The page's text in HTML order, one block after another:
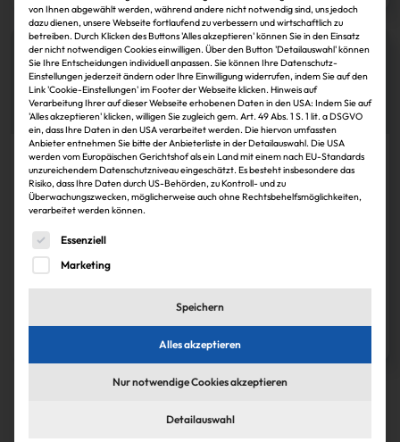
Köpfe
Jan Schöniger ist zweiter Vorsitzender von
Immoebs
Das Almuni-Netzwerk Immoebs wird weitere zwei Jahre von Jörg
Lammersen als erstem Vorsitzenden geführt. Der zweite Vorsitzende
Hermann Maier hat sich zusammen mit Jochen Boudon aus dem Gremium
1
von Ihnen abgewählt werden, während andere nicht notwendig sind, uns jedoch
dazu dienen, unsere Webseite fortlaufend zu verbessern und wirtschaftlich zu
betreiben. Durch Klicken des Buttons 'Alles akzeptieren' können Sie in den Einsatz
der nicht notwendigen Cookies einwilligen. Über den Button 'Detailauswahl' können
Sie Ihre Entscheidungen individuell anpassen. Sie können Ihre Datenschutz-
Einstellungen jederzeit ändern oder Ihre Einwilligung widerrufen, indem Sie auf den
Link 'Cookie-Einstellungen' im Footer der Webseite klicken. Hinweis auf
Verarbeitung Ihrer auf dieser Webseite erhobenen Daten in den USA: Indem Sie auf
'Alles akzeptieren' klicken, willigen Sie zugleich gem. Art. 49 Abs. 1 S. 1 lit. a DSGVO
ein, dass Ihre Daten in den USA verarbeitet werden. Die hiervon umfassten
Anbieter entnehmen Sie bitte der Anbieterliste in der Detailauswahl. Die USA
werden vom Europäischen Gerichtshof als ein Land mit einem nach EU-Standards
unzureichendem Datenschutzniveau eingeschätzt. Es besteht insbesondere das
Risiko, dass Ihre Daten durch US-Behörden, zu Kontroll- und zu
Überwachungszwecken, möglicherweise auch ohne Rechtsbehelfsmöglichkeiten,
verarbeitet werden können.
Es folgt eine Liste der Service-Gruppen, für die eine
Essenziell
Marketing
Speichern
Alles akzeptieren
Nur notwendige Cookies akzeptieren
Detailauswahl